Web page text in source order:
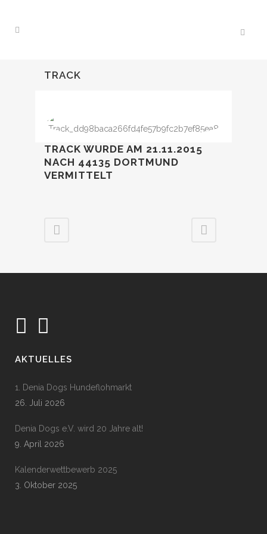
TRACK
TRACK WURDE AM 21.11.2015
NACH 44135 DORTMUND
VERMITTELT
AKTUELLES
1. Denia Dogs Hundeflohmarkt
26. Juli 2026
Denia Dogs e.V. wird 20 Jahre alt!
9. April 2026
Kalenderwettbewerb 2025
3. Oktober 2025